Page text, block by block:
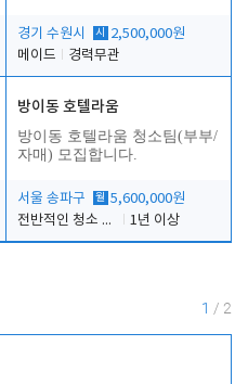
경기 수원시 시
2,500,000원
메이드
경력무관
방이동 호텔라움
방이동 호텔라움 청소팀(부부/
자매) 모집합니다.
서울 송파구 월 5,600,000원
전반적인 청소 업무(객실청소.객실정리)
1년 이상
1 / 2